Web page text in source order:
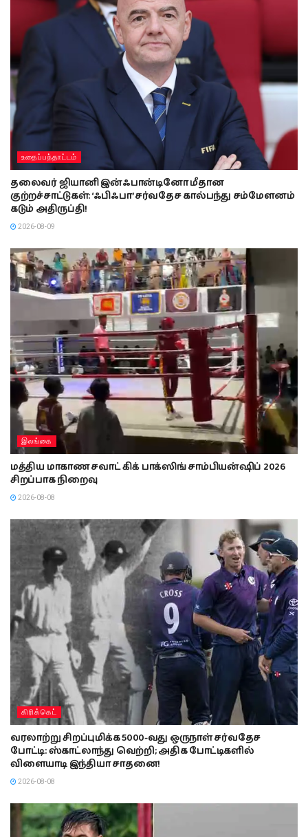
உதைப்பந்தாட்டம்
தலைவர் ஜியானி இன்ஃபான்டினோ மீதான
குற்றச்சாட்டுகள்: ‘ஃபிஃபா’ சர்வதேச கால்பந்து சம்மேளனம்
கடும் அதிருப்தி!
2026-08-09
இலங்கை
மத்திய மாகாண சவாட் கிக் பாக்ஸிங் சாம்பியன்ஷிப் 2026
சிறப்பாக நிறைவு
2026-08-08
கிரிக்கெட்
வரலாற்று சிறப்புமிக்க 5000-வது ஒருநாள் சர்வதேச
போட்டி: ஸ்காட்லாந்து வெற்றி; அதிக போட்டிகளில்
விளையாடி இந்தியா சாதனை!
2026-08-08